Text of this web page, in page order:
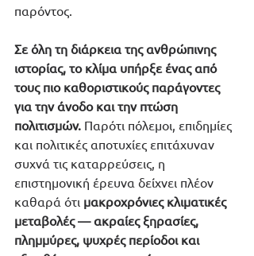
παρόντος.
Σε όλη τη διάρκεια της ανθρώπινης
ιστορίας, το κλίμα υπήρξε ένας από
τους πιο καθοριστικούς παράγοντες
για την άνοδο και την πτώση
πολιτισμών. Παρότι πόλεμοι, επιδημίες
και πολιτικές αποτυχίες επιτάχυναν
συχνά τις καταρρεύσεις, η
επιστημονική έρευνα δείχνει πλέον
καθαρά ότι μακροχρόνιες κλιματικές
μεταβολές — ακραίες ξηρασίες,
πλημμύρες, ψυχρές περίοδοι και